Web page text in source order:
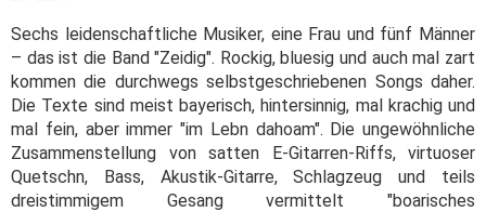
Sechs leidenschaftliche Musiker, eine Frau und fünf Männer
– das ist die Band "Zeidig". Rockig, bluesig und auch mal zart
kommen die durchwegs selbstgeschriebenen Songs daher.
Die Texte sind meist bayerisch, hintersinnig, mal krachig und
mal fein, aber immer "im Lebn dahoam". Die ungewöhnliche
Zusammenstellung von satten E-Gitarren-Riffs, virtuoser
Quetschn, Bass, Akustik-Gitarre, Schlagzeug und teils
dreistimmigem Gesang vermittelt "boarisches